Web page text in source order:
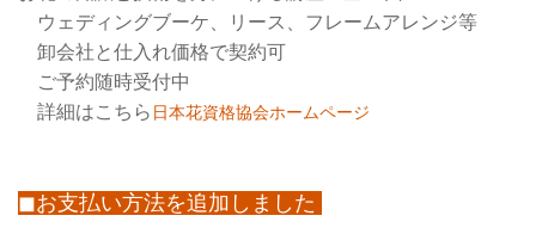
ウェディングブーケ、リース、フレームアレンジ等
卸会社と仕入れ価格で契約可
ご予約随時受付中
詳細はこちら 日本花資格協会ホームページ
◼お支払い方法を追加しました